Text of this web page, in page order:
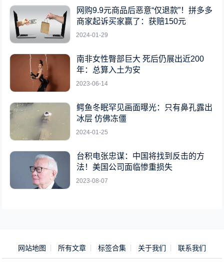
网购9.9元商品后恶意“仅退款”！拼多多
商家起诉买家赢了：获赔150元
2024-01-29
南非女性臀部巨大 死后仍展出近200
年：总算入土为安
2023-06-14
鳄鱼冬眠罕见画面曝光：只有鼻孔露出
冰层 仿佛冻僵
2024-01-25
台积电张忠谋：中国将找到反击的方
法！美国公司面临惨重损失
2023-08-07
网站地图 所有文章 标签合集 关于我们 联系我们